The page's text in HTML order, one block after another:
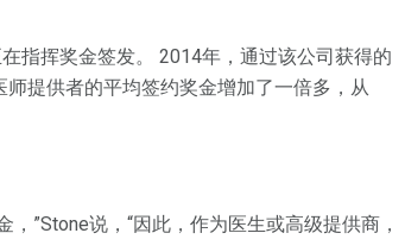
指挥奖金签发。 2014年，通过该公司获得的
提供者的平均签约奖金增加了一倍多，从
”Stone说，“因此，作为医生或高级提供商，